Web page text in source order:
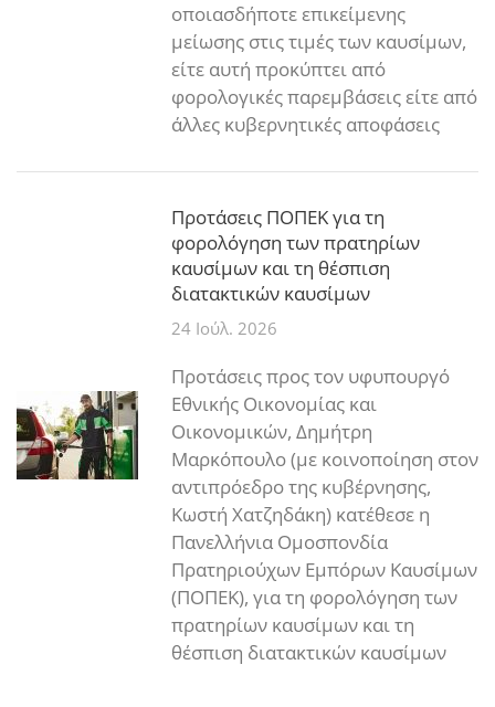
οποιασδήποτε επικείμενης
μείωσης στις τιμές των καυσίμων,
είτε αυτή προκύπτει από
φορολογικές παρεμβάσεις είτε από
άλλες κυβερνητικές αποφάσεις
Προτάσεις ΠΟΠΕΚ για τη
φορολόγηση των πρατηρίων
καυσίμων και τη θέσπιση
διατακτικών καυσίμων
24 Ιούλ. 2026
Προτάσεις προς τον υφυπουργό
Εθνικής Οικονομίας και
Οικονομικών, Δημήτρη
Μαρκόπουλο (με κοινοποίηση στον
αντιπρόεδρο της κυβέρνησης,
Κωστή Χατζηδάκη) κατέθεσε η
Πανελλήνια Ομοσπονδία
Πρατηριούχων Εμπόρων Καυσίμων
(ΠΟΠΕΚ), για τη φορολόγηση των
πρατηρίων καυσίμων και τη
θέσπιση διατακτικών καυσίμων